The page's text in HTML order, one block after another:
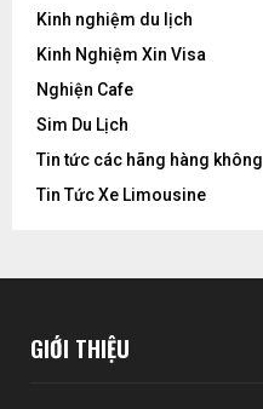
Kinh nghiệm du lịch
Kinh Nghiệm Xin Visa
Nghiện Cafe
Sim Du Lịch
Tin tức các hãng hàng không
Tin Tức Xe Limousine
GIỚI THIỆU